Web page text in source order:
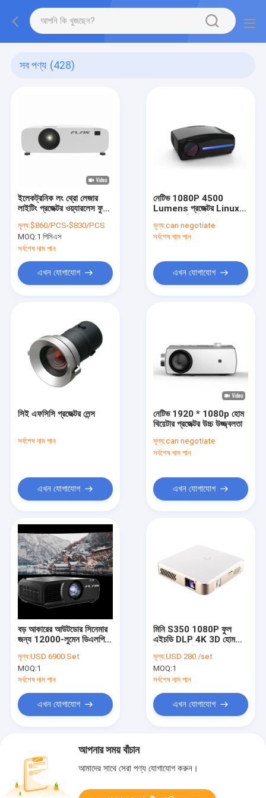
সব পণ্য (428)
ইলেকট্রনিক লং থ্রো লেজার
লাইটিং প্রজেক্টর ওয়্যারলেস ফুল
মূল্য:$860/PCS-$830/PCS
MOQ:1 পিসিএস
সর্বশেষ দাম পান
এখন যোগাযোগ
নেটিভ 1080P 4500
Lumens প্রজেক্টর Linux
মূল্য:can negotiate
সর্বশেষ দাম পান
এখন যোগাযোগ
সিই এফসিসি প্রজেক্টর লেন্স
সর্বশেষ দাম পান
এখন যোগাযোগ
নেটিভ 1920 * 1080p হোম
থিয়েটার প্রজেক্টর উচ্চ উজ্জ্বলতা
মূল্য:can negotiate
সর্বশেষ দাম পান
এখন যোগাযোগ
বড় আকারের আউটডোর সিনেমার
জন্য 12000-লুমেন ডিএলপি 4
মূল্য:USD 6900 Set
MOQ:1
সর্বশেষ দাম পান
এখন যোগাযোগ
মিনি S350 1080P ফুল
এইচডি DLP 4K 3D হোম
অ্যান্ড্রয়েড 9 অন্তর্নির্মিত
ব্যাটারি
মূল্য:USD 280 /set
MOQ:1
সর্বশেষ দাম পান
এখন যোগাযোগ
আপনার সময় বাঁচান
আমাদের সাথে সেরা পণ্য যোগাযোগ করুন।